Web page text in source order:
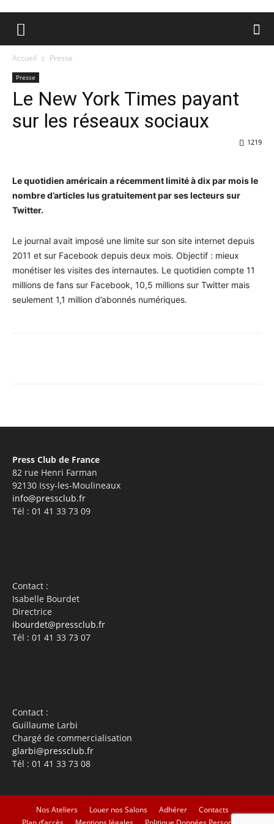
Accueil Presse
Presse
Le New York Times payant
sur les réseaux sociaux
1219
Le quotidien américain a récemment limité à dix par mois le
nombre d’articles lus gratuitement par ses lecteurs sur
Twitter.
Le journal avait imposé une limite sur son site internet depuis
2011 et sur Facebook depuis deux mois. Objectif : mieux
monétiser les visites des internautes. Le quotidien compte 11
millions de fans sur Facebook, 10,5 millions sur Twitter mais
seulement 1,1 million d’abonnés numériques.
Press Club de France
82 rue Henri Farman
92130 Issy-les-Moulineaux
info@pressclub.fr
Tél : 01 41 33 73 09
Contact :
Isabelle Bourdet
Directrice
ibourdet@pressclub.fr
Tél : 01 41 33 73 07
Contact :
Guillaume Larbi
Chargé de commercialisation
glarbi@pressclub.fr
Tél : 01 41 33 73 08
Nos Ateliers Louer nos Salons Adhérer
Contacts